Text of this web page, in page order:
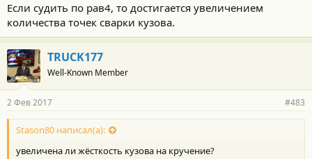
Если судить по рав4, то достигается увеличением
количества точек сварки кузова.
TRUCK177
Well-Known Member
2 Фев 2017 #483
Stason80 написал(а):
увеличена ли жёсткость кузова на кручение?